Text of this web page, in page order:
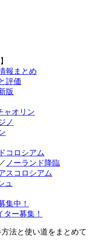
報まとめ
評価
版
ャオリン
ノ
コロシアム
／ ノーランド降臨
スコロシアム
ュ
集中！
ー募集！
法と使い道をまとめて